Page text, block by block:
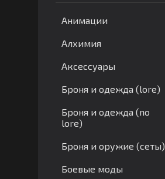
Анимации
Алхимия
Аксессуары
Броня и одежда (lore)
Броня и одежда (no
lore)
Броня и оружие (сеты)
Боевые моды